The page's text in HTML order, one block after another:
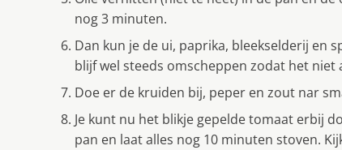
nog 3 minuten.
Dan kun je de ui, paprika, bleekselderij en
blijf wel steeds omscheppen zodat het niet
Doe er de kruiden bij, peper en zout nar
Je kunt nu het blikje gepelde tomaat erbij
pan en laat alles nog 10 minuten stoven.